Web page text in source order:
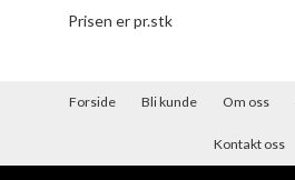
Prisen er pr.stk
Forside Bli kunde Om oss
Kontakt oss